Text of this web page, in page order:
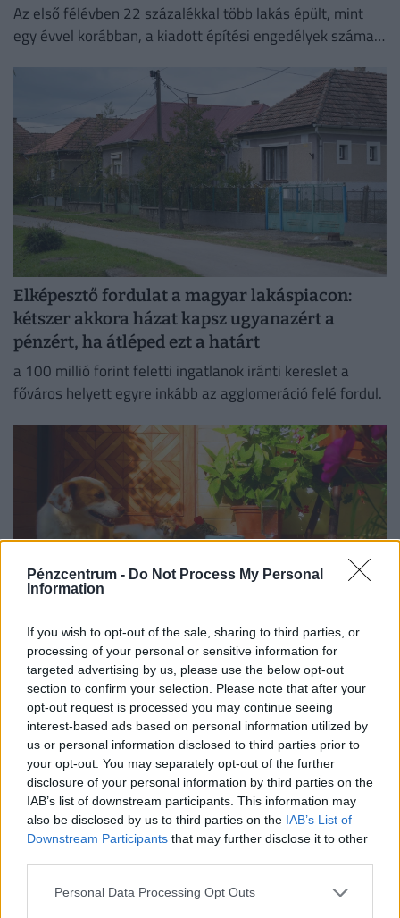
Pénzcentrum - Do Not Process My Personal
Information
If you wish to opt-out of the sale, sharing to third parties, or
processing of your personal or sensitive information for
targeted advertising by us, please use the below opt-out
section to confirm your selection. Please note that after your
opt-out request is processed you may continue seeing
interest-based ads based on personal information utilized by
us or personal information disclosed to third parties prior to
your opt-out. You may separately opt-out of the further
disclosure of your personal information by third parties on the
IAB’s list of downstream participants. This information may
also be disclosed by us to third parties on the IAB’s List of
Downstream Participants that may further disclose it to other
Personal Data Processing Opt Outs
Az első félévben 22 százalékkal több lakás épült, mint
egy évvel korábban, a kiadott építési engedélyek száma
Elképesztő fordulat a magyar lakáspiacon:
kétszer akkora házat kapsz ugyanazért a
pénzért, ha átléped ezt a határt
a 100 millió forint feletti ingatlanok iránti kereslet a
főváros helyett egyre inkább az agglomeráció felé fordul.
Kész, ennyi volt? Elérhetetlen álom lett a saját
lakás Magyarországon, drasztikus lépésekre
készülnek
A lakásárak ugrásszerű növekedése miatt tömegek
számára vált elérhetetlen álommá az első saját lakás
megszerzése.